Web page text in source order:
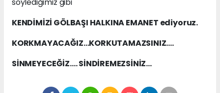
KENDİMİZİ GÖLBAŞI HALKINA EMANET ediyoruz.
KORKMAYACAĞIZ…KORKUTAMAZSINIZ….
SİNMEYECEĞİZ…. SİNDİREMEZSİNİZ…